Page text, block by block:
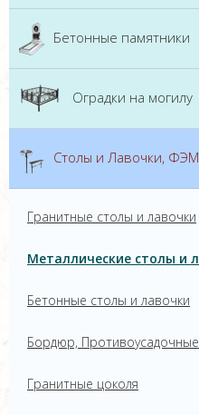
Бетонные памятники
Оградки на могилу
Столы и Лавочки,
Гранитные столы и лавочки
Металлические столы и
Бетонные столы и лавочки
Бордюр,
Гранитные цоколя